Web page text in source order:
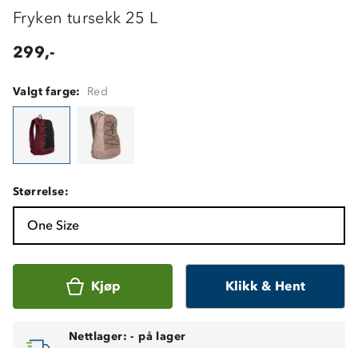
Fryken tursekk 25 L
299,-
Valgt farge: Red
Størrelse:
One Size
Kjøp Klikk & Hent
Nettlager: - på lager